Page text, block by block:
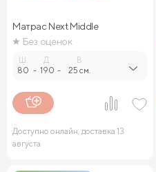
Матрас Next Middle
Без оценок
80 -
Д.
190 -
В.
25 см.
Доступно онлайн, доставка 13
августа